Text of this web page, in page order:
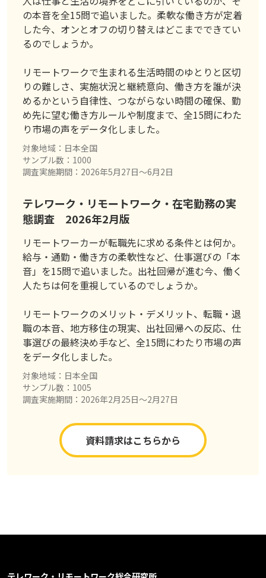
の本音を全15問で追いました。柔軟な働き方が定着
した今、オンとオフの切り替えはどこまでできてい
るのでしょうか。
リモートワークで生まれる生活時間のゆとりと区切
りの難しさ、実施状況と継続意向、働き方を誰が決
めるかという自律性、つながらない時間の確保、勤
め先に望む働き方ルールや制度まで、全15問にわた
り市場の声をデータ化しました。
対象地域：日本全国
サンプル数：1000
調査実施期間：2026年5月27日〜6月2日
テレワーク・リモートワーク・在宅勤務の実
態調査 2026年2月版
リモートワーカーが転職先に求める条件とは何か。
給与・通勤・働き方の柔軟性など、仕事選びの「本
音」を15問で追いました。出社回帰が進む今、働く
人たちは何を重視しているのでしょうか。
リモートワークのメリット・デメリット、転職・退
職の本音、地方移住の現実、出社回帰への反応、仕
事選びの最終決め手など、全15問にわたり市場の声
をデータ化しました。
対象地域：日本全国
サンプル数：1005
調査実施期間：2026年2月25日〜2月27日
資料請求はこちらから